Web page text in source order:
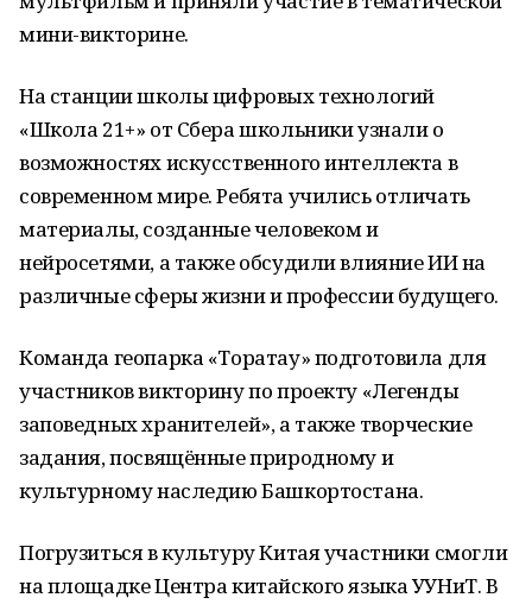
мини-викторине.
На станции школы цифровых технологий
«Школа 21+» от Сбера школьники узнали о
возможностях искусственного интеллекта в
современном мире. Ребята учились отличать
материалы, созданные человеком и
нейросетями, а также обсудили влияние ИИ на
различные сферы жизни и профессии будущего.
Команда геопарка «Торатау» подготовила для
участников викторину по проекту «Легенды
заповедных хранителей», а также творческие
задания, посвящённые природному и
культурному наследию Башкортостана.
Погрузиться в культуру Китая участники смогли
на площадке Центра китайского языка УУНиТ. В